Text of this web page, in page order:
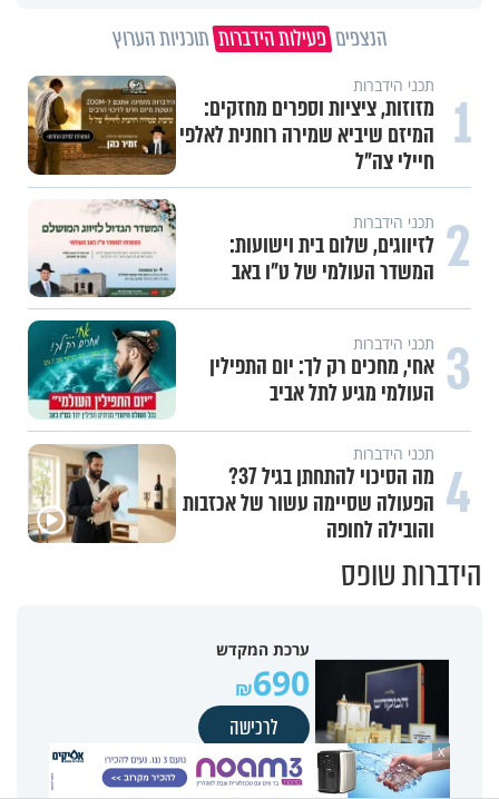
הנצפים פעילות הידברות תוכניות הערוץ
1 תכני הידברות
מזוזות, ציציות וספרים מחזקים:
המיזם שיביא שמירה רוחנית לאלפי
חיילי צה"ל
2 תכני הידברות
לזיווגים, שלום בית וישועות:
המשדר העולמי של ט"ו באב
3 תכני הידברות
אחי, מחכים רק לך: יום התפילין
העולמי מגיע לתל אביב
4 תכני הידברות
מה הסיכוי להתחתן בגיל 37?
הפעולה שסיימה עשור של אכזבות
והובילה לחופה
הידברות שופס
ערכת המקדש
690
לרכישה
X